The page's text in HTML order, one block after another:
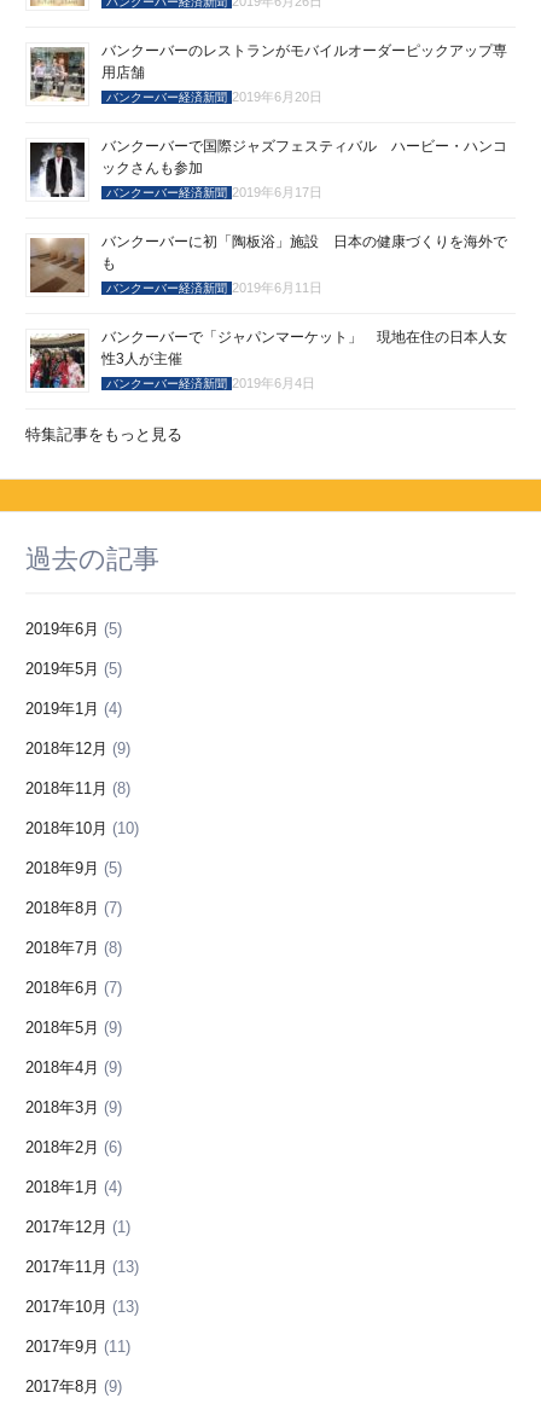
バンクーバーのレストランがモバイルオーダーピックアップ専
用店舗
バンクーバー経済新聞 2019年6月20日
バンクーバーで国際ジャズフェスティバル ハービー・ハンコ
ックさんも参加
バンクーバー経済新聞 2019年6月17日
バンクーバーに初「陶板浴」施設 日本の健康づくりを海外で
も
バンクーバー経済新聞 2019年6月11日
バンクーバーで「ジャパンマーケット」 現地在住の日本人女
性3人が主催
バンクーバー経済新聞 2019年6月4日
特集記事をもっと見る
過去の記事
2019年6月 (5)
2019年5月 (5)
2019年1月 (4)
2018年12月 (9)
2018年11月 (8)
2018年10月 (10)
2018年9月 (5)
2018年8月 (7)
2018年7月 (8)
2018年6月 (7)
2018年5月 (9)
2018年4月 (9)
2018年3月 (9)
2018年2月 (6)
2018年1月 (4)
2017年12月 (1)
2017年11月 (13)
2017年10月 (13)
2017年9月 (11)
2017年8月 (9)